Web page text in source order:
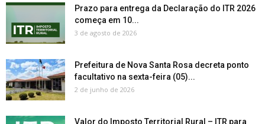
Prazo para entrega da Declaração do ITR 2026
começa em 10...
3 de agosto de 2026
Prefeitura de Nova Santa Rosa decreta ponto
facultativo na sexta-feira (05)...
2 de junho de 2026
Valor do Imposto Territorial Rural – ITR para